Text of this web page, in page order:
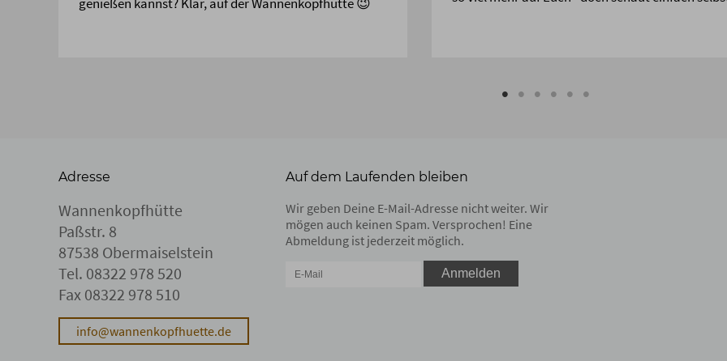
genießen kannst? Klar, auf der Wannenkopfhütte 😉
Adresse
Wannenkopfhütte
Paßstr. 8
87538 Obermaiselstein
Tel. 08322 978 520
Fax 08322 978 510
info@wannenkopfhuette.de
Auf dem Laufenden bleiben
Wir geben Deine E-Mail-Adresse nicht weiter. Wir
mögen auch keinen Spam. Versprochen! Eine
Abmeldung ist jederzeit möglich.
Anmelden